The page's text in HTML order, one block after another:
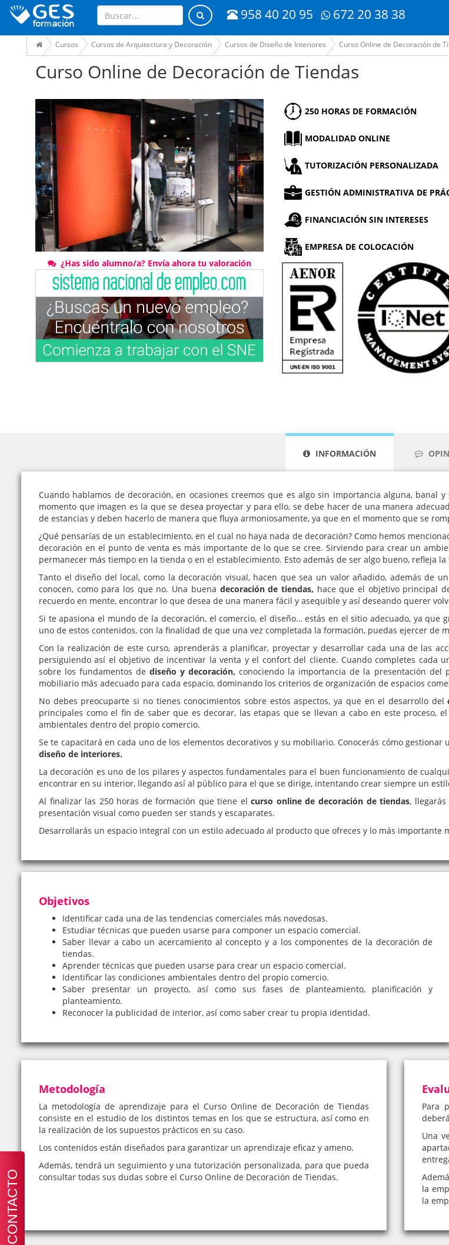
958 40 20 95 672 20 38 38
Cursos Cursos de Arquitectura y Decoración Cursos de Diseño de Interiores Curso Online de Decoración de
Curso Online de Decoración de Tiendas
¿Has sido alumno/a? Envía ahora tu valoración
250 HORAS DE FORMACIÓN
MODALIDAD ONLINE
TUTORIZACIÓN PERSONALIZADA
GESTIÓN ADMINISTRATIVA DE
FINANCIACIÓN SIN INTERESES
EMPRESA DE COLOCACIÓN
INFORMACIÓN
Cuando hablamos de decoración, en ocasiones creemos que es algo sin importancia alguna,
momento que imagen es la que se desea proyectar y para ello, se debe hacer de una manera
de estancias y deben hacerlo de manera que fluya armoniosamente, ya que en el momento que se
¿Qué pensarías de un establecimiento, en el cual no haya nada de decoración? Como hemos
decoración en el punto de venta es más importante de lo que se cree. Sirviendo para crear un
permanecer más tiempo en la tienda o en el establecimiento. Esto además de ser algo bueno, refleja
Tanto el diseño del local, como la decoración visual, hacen que sea un valor añadido, además de
conocen, como para los que no. Una buena decoración de tiendas, hace que el objetivo principal
recuerdo en mente, encontrar lo que desea de una manera fácil y asequible y así deseando querer
Si te apasiona el mundo de la decoración, el comercio, el diseño… estás en el sitio adecuado, ya que
uno de estos contenidos, con la finalidad de que una vez completada la formación, puedas ejercer de
Con la realización de este curso, aprenderás a planificar, proyectar y desarrollar cada una de las
persiguiendo así el objetivo de incentivar la venta y el confort del cliente. Cuando completes cada
sobre los fundamentos dediseño y decoración, conociendo la importancia de la presentación del
mobiliario más adecuado para cada espacio, dominando los criterios de organización de espacios
No debes preocuparte si no tienes conocimientos sobre estos aspectos, ya que en el desarrollo del
principales como el fin de saber que es decorar, las etapas que se llevan a cabo en este proceso,
ambientales dentro del propio comercio.
Se te capacitará en cada uno de los elementos decorativos y su mobiliario. Conocerás cómo
diseño de interiores.
La decoración es uno de los pilares y aspectos fundamentales para el buen funcionamiento de
encontrar en su interior, llegando así al público para el que se dirige, intentando crear siempre un
Al finalizar las 250 horas de formación que tiene elcurso online de decoración de tiendas,
presentación visual como pueden ser stands y escaparates.
Desarrollarás un espacio integral con un estilo adecuado al producto que ofreces y lo más
Objetivos
Identificar cada una de las tendencias comerciales más novedosas.
Estudiar técnicas que pueden usarse para componer un espacio comercial.
Saber llevar a cabo un acercamiento al concepto y a los componentes de la decoración de
tiendas.
Aprender técnicas que pueden usarse para crear un espacio comercial.
Identificar las condiciones ambientales dentro del propio comercio.
Saber presentar un proyecto, así como sus fases de planteamiento, planificación y
planteamiento.
Reconocer la publicidad de interior, así como saber crear tu propia identidad.
Metodología
La metodología de aprendizaje para el Curso Online de Decoración de Tiendas
consiste en el estudio de los distintos temas en los que se estructura, así como en
la realización de los supuestos prácticos en su caso.
Los contenidos están diseñados para garantizar un aprendizaje eficaz y ameno.
Además, tendrá un seguimiento y una tutorización personalizada, para que pueda
consultar todas sus dudas sobre el Curso Online de Decoración de Tiendas.
Para
Una
la
la
CONTACTO